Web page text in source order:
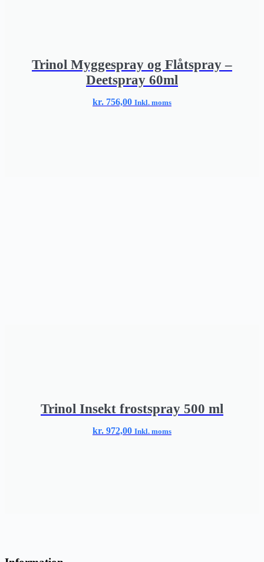
Trinol Myggespray og Flåtspray –
Deetspray 60ml
kr. 756,00 Inkl. moms
Trinol Insekt frostspray 500 ml
kr. 972,00 Inkl. moms